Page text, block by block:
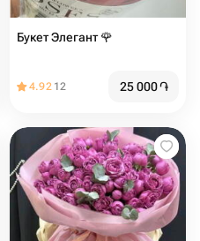
Букет Элегант 🌹
4.92 12 25 000֏